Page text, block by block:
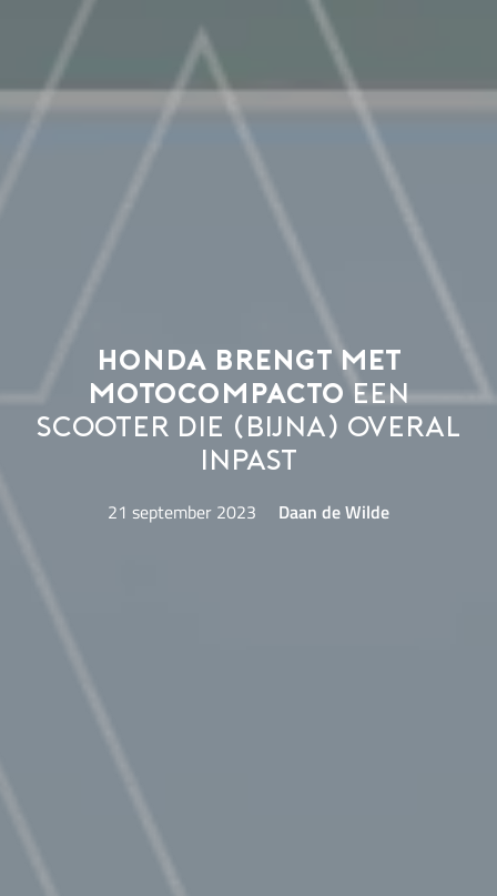
Honda brengt met
Motocompacto een
scooter die (bijna) overal
inpast
21 september 2023 Daan de Wilde